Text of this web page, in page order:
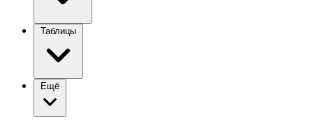
Таблицы
Ещё